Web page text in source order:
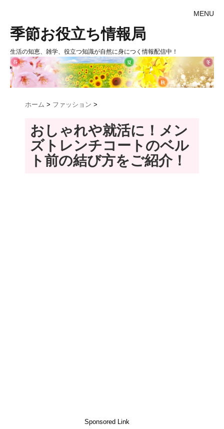
MENU
季節お役立ち情報局
生活の知恵、雑学、役立つ知識が自然に身につく情報配信中！
ホーム > ファッション >
おしゃれや就活に！メン
ズトレンチコートのベル
ト前の結び方をご紹介！
Sponsored Link